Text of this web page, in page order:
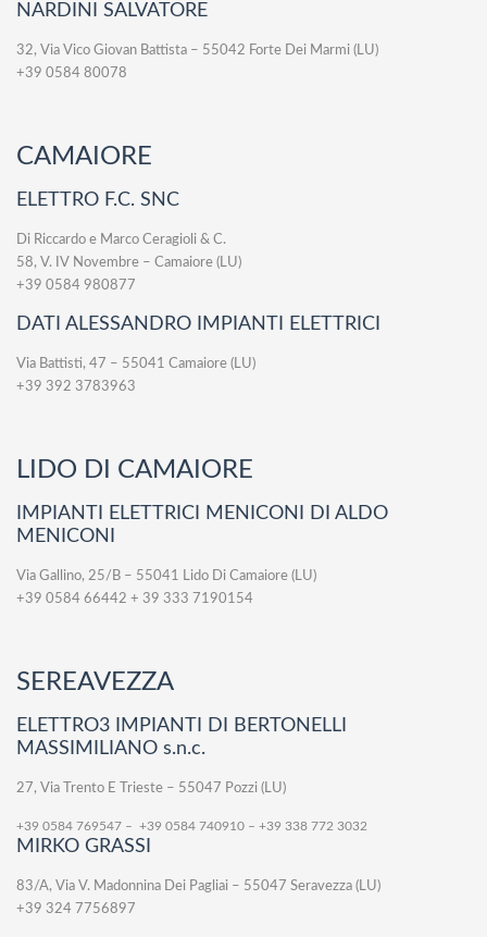
NARDINI SALVATORE
32, Via Vico Giovan Battista – 55042 Forte Dei Marmi (LU)
+39 0584 80078
CAMAIORE
ELETTRO F.C. SNC
Di Riccardo e Marco Ceragioli & C.
58, V. IV Novembre – Camaiore (LU)
+39 0584 980877
DATI ALESSANDRO IMPIANTI ELETTRICI
Via Battisti, 47 – 55041 Camaiore (LU)
+39 392 3783963
LIDO DI CAMAIORE
IMPIANTI ELETTRICI MENICONI DI ALDO
MENICONI
Via Gallino, 25/B – 55041 Lido Di Camaiore (LU)
+39 0584 66442 + 39 333 7190154
SEREAVEZZA
ELETTRO3 IMPIANTI DI BERTONELLI
MASSIMILIANO s.n.c.
27, Via Trento E Trieste – 55047 Pozzi (LU)
+39 0584 769547 – +39 0584 740910 – +39 338 772 3032
MIRKO GRASSI
83/A, Via V. Madonnina Dei Pagliai – 55047 Seravezza (LU)
+39 324 7756897